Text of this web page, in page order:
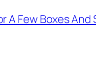
A Few Boxes